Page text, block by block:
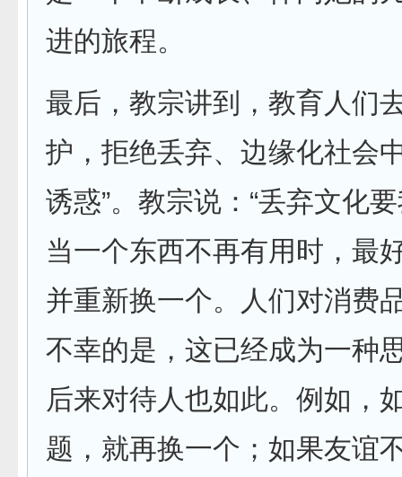
进的旅程。
最后，教宗讲到，教育人们
护，拒绝丢弃、边缘化社会
诱惑”。教宗说：“丢弃文化
当一个东西不再有用时，最
并重新换一个。人们对消费
不幸的是，这已经成为一种
后来对待人也如此。例如，
题，就再换一个；如果友谊